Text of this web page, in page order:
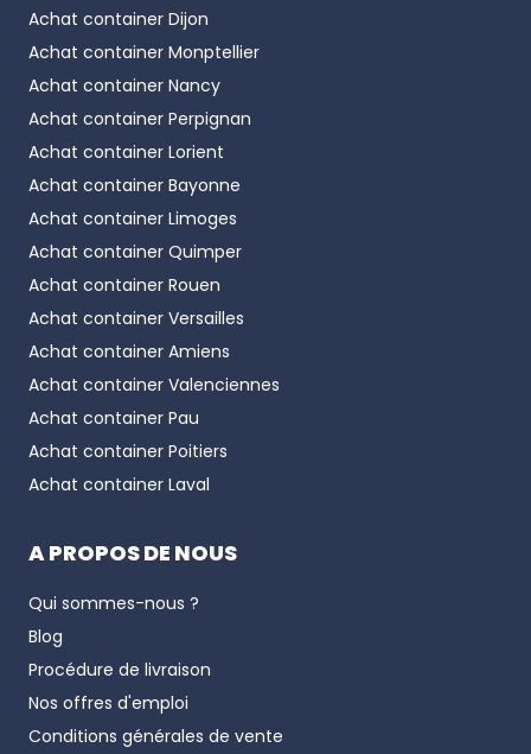
Achat container Dijon
Achat container Monptellier
Achat container Nancy
Achat container Perpignan
Achat container Lorient
Achat container Bayonne
Achat container Limoges
Achat container Quimper
Achat container Rouen
Achat container Versailles
Achat container Amiens
Achat container Valenciennes
Achat container Pau
Achat container Poitiers
Achat container Laval
A PROPOS DE NOUS
Qui sommes-nous ?
Blog
Procédure de livraison
Nos offres d'emploi
Conditions générales de vente